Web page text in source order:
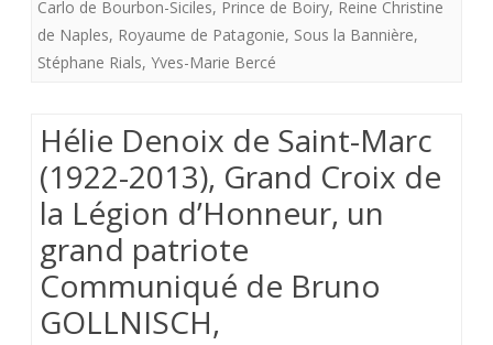
Carlo de Bourbon-Siciles, Prince de Boiry, Reine Christine
de Naples, Royaume de Patagonie, Sous la Bannière,
Stéphane Rials, Yves-Marie Bercé
Hélie Denoix de Saint-Marc
(1922-2013), Grand Croix de
la Légion d’Honneur, un
grand patriote
Communiqué de Bruno
GOLLNISCH,